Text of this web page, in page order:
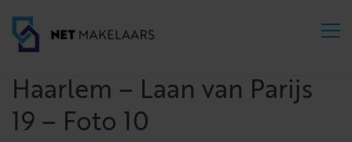
Haarlem – Laan van Parijs
19 – Foto 10